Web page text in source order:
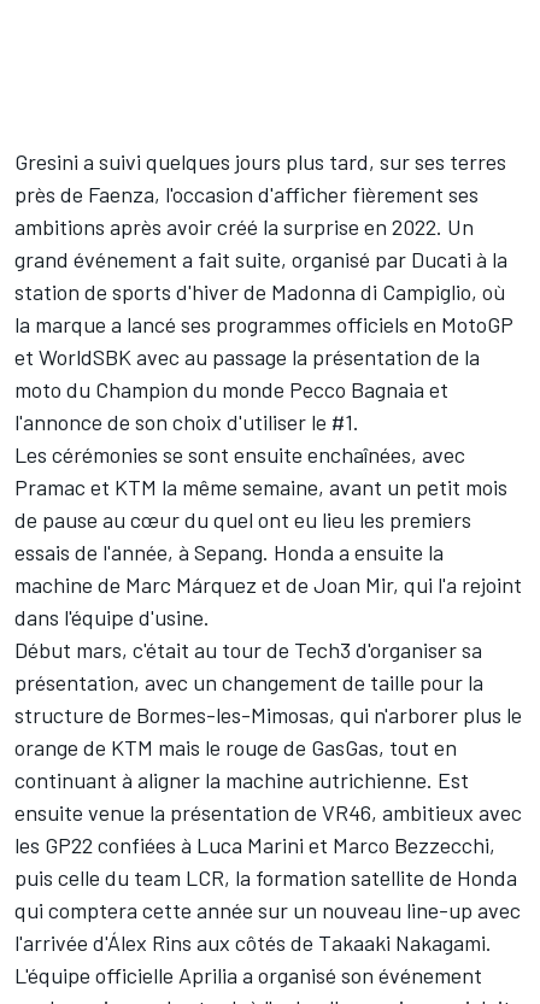
Gresini a suivi quelques jours plus tard, sur ses terres
près de Faenza, l'occasion d'afficher fièrement ses
ambitions après avoir créé la surprise en 2022. Un
grand événement a fait suite, organisé par Ducati à la
station de sports d'hiver de Madonna di Campiglio, où
la marque a lancé ses programmes officiels en MotoGP
et WorldSBK avec au passage la présentation de la
moto du Champion du monde Pecco Bagnaia et
l'annonce de son choix d'utiliser le #1.
Les cérémonies se sont ensuite enchaînées, avec
Pramac et KTM la même semaine, avant un petit mois
de pause au cœur du quel ont eu lieu les premiers
essais de l'année, à Sepang. Honda a ensuite la
machine de Marc Márquez et de Joan Mir, qui l'a rejoint
dans l'équipe d'usine.
Début mars, c'était au tour de Tech3 d'organiser sa
présentation, avec un changement de taille pour la
structure de Bormes-les-Mimosas, qui n'arborer plus le
orange de KTM mais le rouge de GasGas, tout en
continuant à aligner la machine autrichienne. Est
ensuite venue la présentation de VR46, ambitieux avec
les GP22 confiées à Luca Marini et Marco Bezzecchi,
puis celle du team LCR, la formation satellite de Honda
qui comptera cette année sur un nouveau line-up avec
l'arrivée d'Álex Rins aux côtés de Takaaki Nakagami.
L'équipe officielle Aprilia a organisé son événement